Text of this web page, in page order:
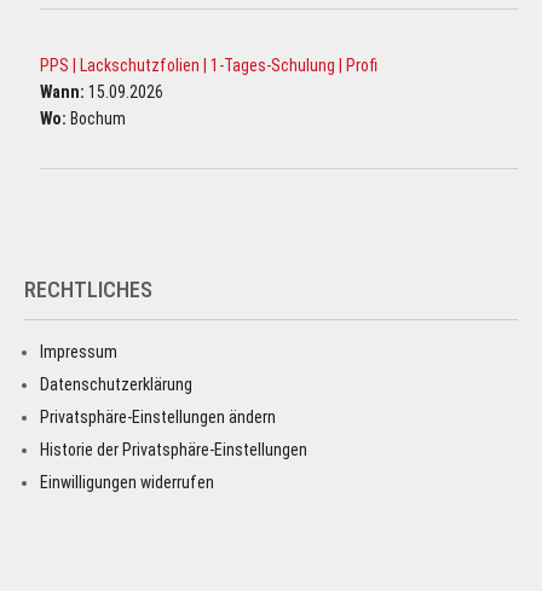
PPS | Lackschutzfolien | 1-Tages-Schulung | Profi
Wann: 15.09.2026
Wo: Bochum
RECHTLICHES
Impressum
Datenschutzerklärung
Privatsphäre-Einstellungen ändern
Historie der Privatsphäre-Einstellungen
Einwilligungen widerrufen